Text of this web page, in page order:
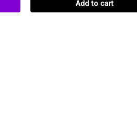
Add to cart